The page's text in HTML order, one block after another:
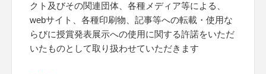
クト及びその関連団体、各種メディア等による、
webサイト、各種印刷物、記事等への転載・使用な
らびに授賞発表展示への使用に関する許諾をいただ
いたものとして取り扱わせていただきます